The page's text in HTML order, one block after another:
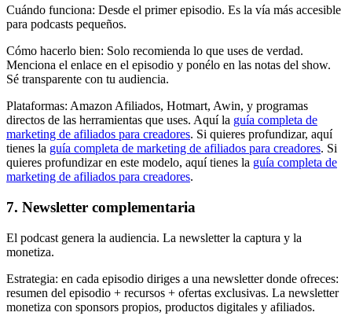
Cuándo funciona: Desde el primer episodio. Es la vía más accesible
para podcasts pequeños.
Cómo hacerlo bien: Solo recomienda lo que uses de verdad.
Menciona el enlace en el episodio y ponélo en las notas del show.
Sé transparente con tu audiencia.
Plataformas: Amazon Afiliados, Hotmart, Awin, y programas
directos de las herramientas que uses. Aquí la guía completa de
marketing de afiliados para creadores. Si quieres profundizar, aquí
tienes la guía completa de marketing de afiliados para creadores. Si
quieres profundizar en este modelo, aquí tienes la guía completa de
marketing de afiliados para creadores.
7. Newsletter complementaria
El podcast genera la audiencia. La newsletter la captura y la
monetiza.
Estrategia: en cada episodio diriges a una newsletter donde ofreces:
resumen del episodio + recursos + ofertas exclusivas. La newsletter
monetiza con sponsors propios, productos digitales y afiliados.